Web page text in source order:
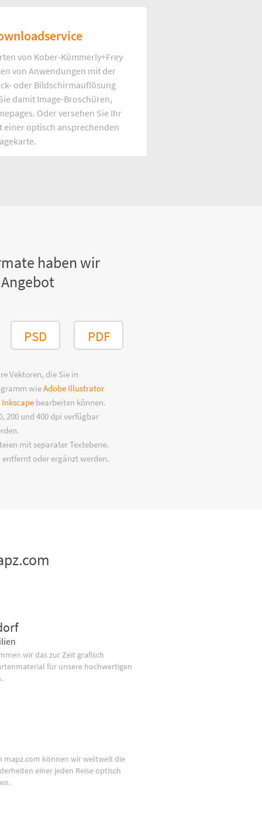
von Kober-Kümmerly+Frey
von Anwendungen mit der
oder Bildschirmauflösung
damit Image-Broschüren,
Oder versehen Sie Ihr
einer optisch ansprechenden
haben wir
PSD PDF
Vektoren, die Sie in
wieAdobe Illustrator
Inkscape bearbeiten können.
200 und 400 dpi verfügbar
mit separater Textebene.
oder ergänzt werden.
wir das zur Zeit grafisch
für unsere hochwertigen
mapz.com können wir weltweit die
einer jeden Reise optisch